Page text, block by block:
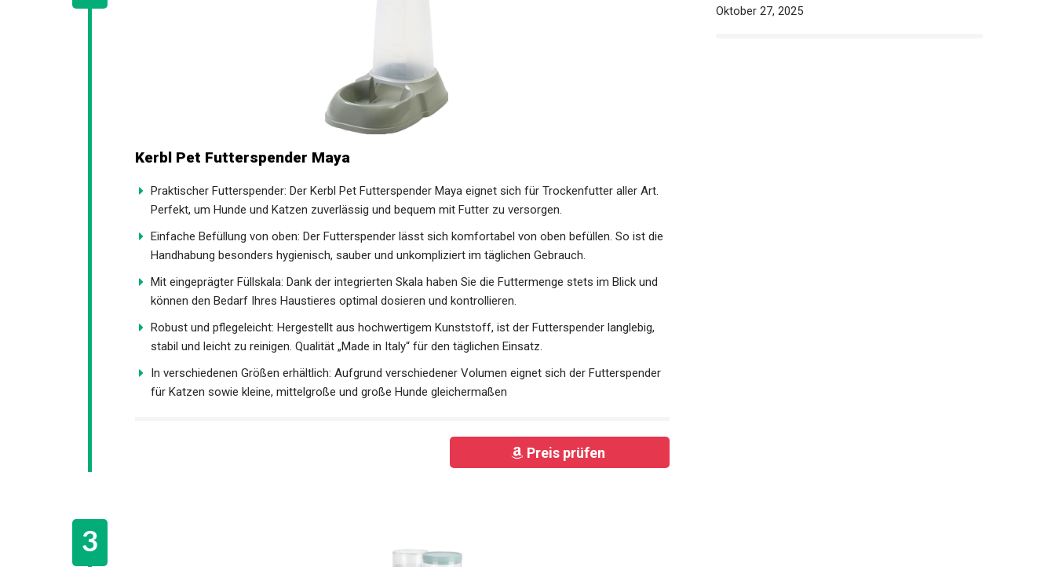
Kerbl Pet Futterspender Maya
Praktischer Futterspender: Der Kerbl Pet Futterspender Maya eignet sich für Trockenfutter aller Art.
Perfekt, um Hunde und Katzen zuverlässig und bequem mit Futter zu versorgen.
Einfache Befüllung von oben: Der Futterspender lässt sich komfortabel von oben befüllen. So ist die
Handhabung besonders hygienisch, sauber und unkompliziert im täglichen Gebrauch.
Mit eingeprägter Füllskala: Dank der integrierten Skala haben Sie die Futtermenge stets im Blick und
können den Bedarf Ihres Haustieres optimal dosieren und kontrollieren.
Robust und pflegeleicht: Hergestellt aus hochwertigem Kunststoff, ist der Futterspender langlebig,
stabil und leicht zu reinigen. Qualität „Made in Italy“ für den täglichen Einsatz.
In verschiedenen Größen erhältlich: Aufgrund verschiedener Volumen eignet sich der Futterspender
für Katzen sowie kleine, mittelgroße und große Hunde gleichermaßen
Preis prüfen
Oktober 27, 2025